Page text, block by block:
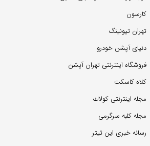
كارسون
تهران تیونینگ
دنیای آپشن خودرو
فروشگاه اینترنتی تهران آپشن
كلاه كاسكت
مجله اینترنتی كولاك
مجله كلبه سرگرمی
رسانه خبری این تیتر